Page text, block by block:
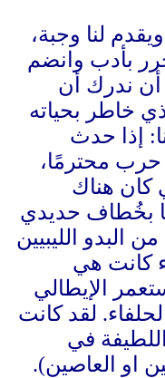
لنا وجبة،
بأدب وانضم
ندرك أن
خاطر بحياته
:
إذا حدث
حرب محترمًا،
كان هناك
بخُطاف حديدي
البدو الليبيين
كانت هي
الإيطالي
. لقد كانت
في
او العاصين).